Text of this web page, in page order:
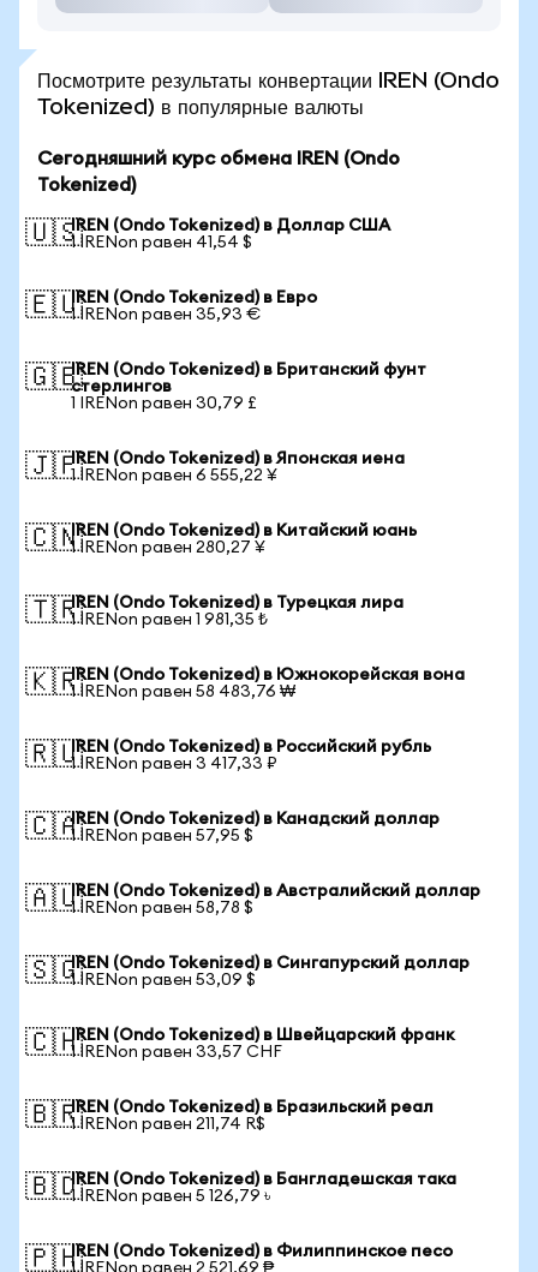
Посмотрите результаты конвертации IREN (Ondo
Tokenized) в популярные валюты
Сегодняшний курс обмена IREN (Ondo
Tokenized)
🇺🇸IREN (Ondo Tokenized) в Доллар США
1 IRENon равен 41,54 $
🇪🇺IREN (Ondo Tokenized) в Евро
1 IRENon равен 35,93 €
🇬🇧IREN (Ondo Tokenized) в Британский фунт
стерлингов
1 IRENon равен 30,79 £
🇯🇵IREN (Ondo Tokenized) в Японская иена
1 IRENon равен 6 555,22 ¥
🇨🇳IREN (Ondo Tokenized) в Китайский юань
1 IRENon равен 280,27 ¥
🇹🇷IREN (Ondo Tokenized) в Турецкая лира
1 IRENon равен 1 981,35 ₺
🇰🇷IREN (Ondo Tokenized) в Южнокорейская вона
1 IRENon равен 58 483,76 ₩
🇷🇺IREN (Ondo Tokenized) в Российский рубль
1 IRENon равен 3 417,33 ₽
🇨🇦IREN (Ondo Tokenized) в Канадский доллар
1 IRENon равен 57,95 $
🇦🇺IREN (Ondo Tokenized) в Австралийский доллар
1 IRENon равен 58,78 $
🇸🇬IREN (Ondo Tokenized) в Сингапурский доллар
1 IRENon равен 53,09 $
🇨🇭IREN (Ondo Tokenized) в Швейцарский франк
1 IRENon равен 33,57 CHF
🇧🇷IREN (Ondo Tokenized) в Бразильский реал
1 IRENon равен 211,74 R$
🇧🇩IREN (Ondo Tokenized) в Бангладешская така
1 IRENon равен 5 126,79 ৳
🇵🇭IREN (Ondo Tokenized) в Филиппинское песо
1 IRENon равен 2 521,69 ₱